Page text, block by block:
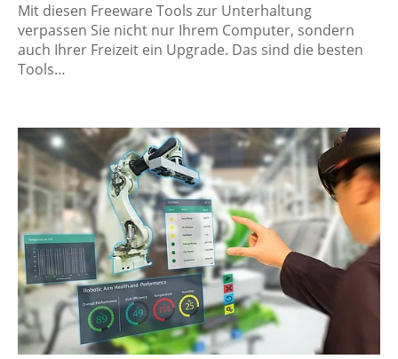
Mit diesen Freeware Tools zur Unterhaltung
verpassen Sie nicht nur Ihrem Computer, sondern
auch Ihrer Freizeit ein Upgrade. Das sind die besten
Tools…